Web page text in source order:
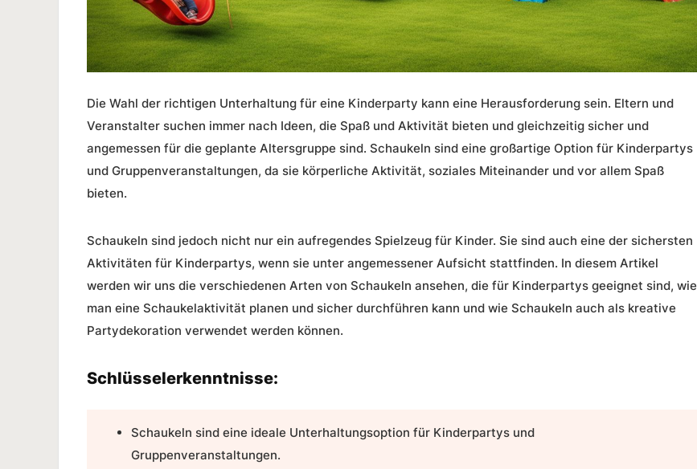
Die Wahl der richtigen Unterhaltung für eine Kinderparty kann eine Herausforderung sein. Eltern und
Veranstalter suchen immer nach Ideen, die Spaß und Aktivität bieten und gleichzeitig sicher und
angemessen für die geplante Altersgruppe sind. Schaukeln sind eine großartige Option für Kinderpartys
und Gruppenveranstaltungen, da sie körperliche Aktivität, soziales Miteinander und vor allem Spaß
bieten.
Schaukeln sind jedoch nicht nur ein aufregendes Spielzeug für Kinder. Sie sind auch eine der sichersten
Aktivitäten für Kinderpartys, wenn sie unter angemessener Aufsicht stattfinden. In diesem Artikel
werden wir uns die verschiedenen Arten von Schaukeln ansehen, die für Kinderpartys geeignet sind, wie
man eine Schaukelaktivität planen und sicher durchführen kann und wie Schaukeln auch als kreative
Partydekoration verwendet werden können.
Schlüsselerkenntnisse:
Schaukeln sind eine ideale Unterhaltungsoption für Kinderpartys und
Gruppenveranstaltungen.